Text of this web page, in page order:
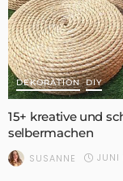
DEKORATION DIY
15+ kreative und
selbermachen
SUSANNE JUNI